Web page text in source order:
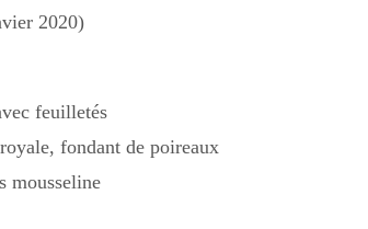
2020)
feuilletés
fondant de poireaux
mousseline